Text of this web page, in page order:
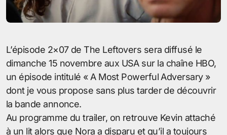
L’épisode 2×07 de The Leftovers sera diffusé le
dimanche 15 novembre aux USA sur la chaîne HBO,
un épisode intitulé « A Most Powerful Adversary »
dont je vous propose sans plus tarder de découvrir
la bande annonce.
Au programme du trailer, on retrouve Kevin attaché
à un lit alors que Nora a disparu et qu’il a toujours